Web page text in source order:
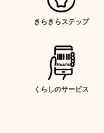
きらきらステップ
くらしのサービス